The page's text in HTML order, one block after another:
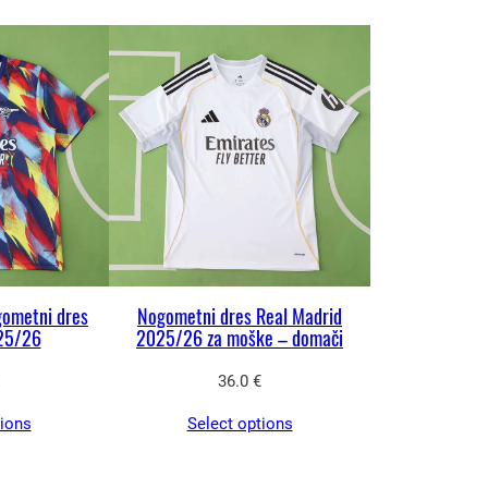
dres
26
Nogometni dres Real Madrid
2025/26 za moške – domači
36.0 €
Select options